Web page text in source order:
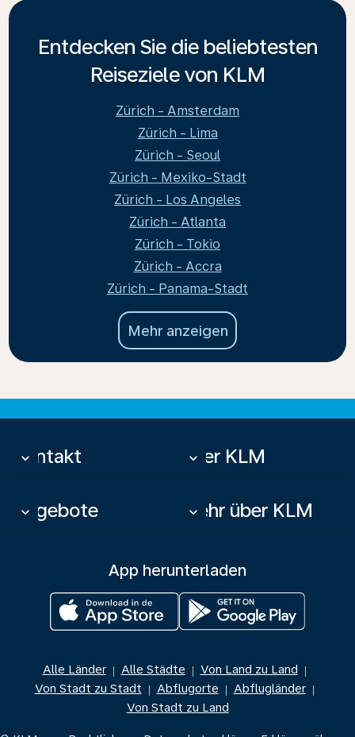
Entdecken Sie die beliebtesten
Reiseziele von KLM
Zürich - Amsterdam
Zürich - Lima
Zürich - Seoul
Zürich - Mexiko-Stadt
Zürich - Los Angeles
Zürich - Atlanta
Zürich - Tokio
Zürich - Accra
Zürich - Panama-Stadt
Mehr anzeigen
Kontakt
keyboard_arrow_down Über KLM
keyboard_arrow_down
Angebote
keyboard_arrow_down Mehr über KLM
keyboard_arrow_down
App herunterladen
Alle Länder | Alle Städte | Von Land zu Land |
Von Stadt zu Stadt | Abflugorte | Abflugländer |
Von Stadt zu Land